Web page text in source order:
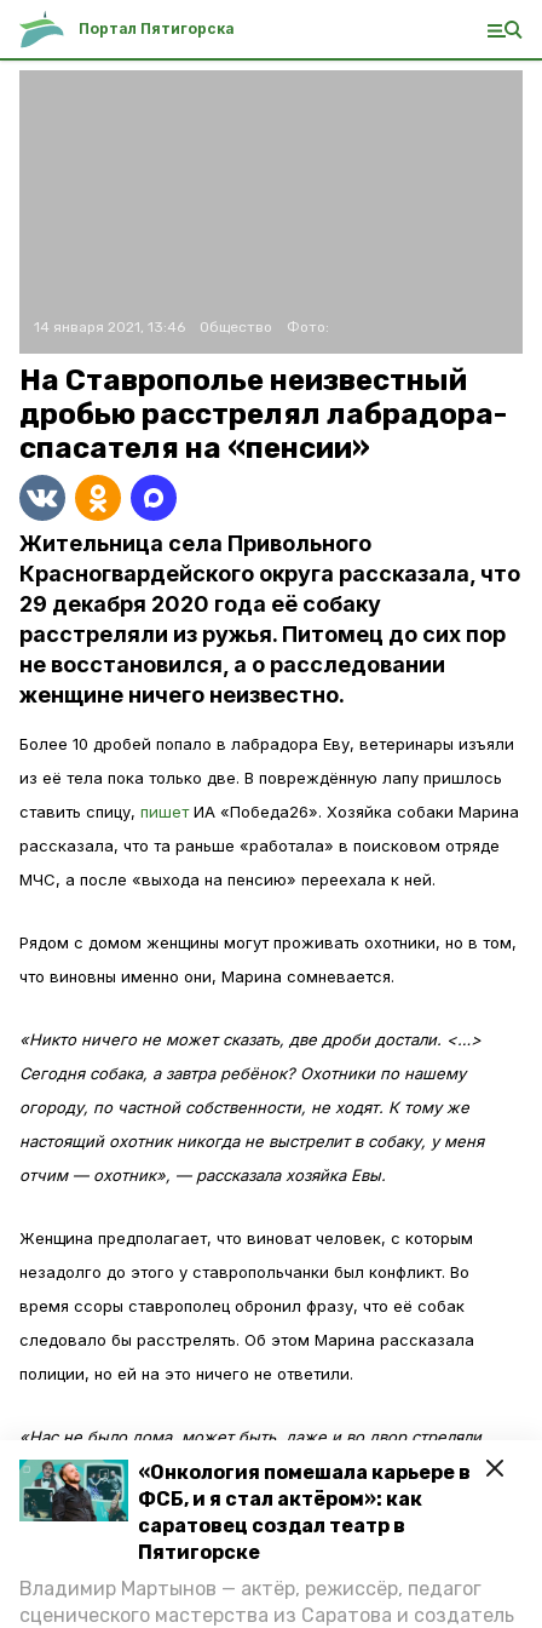
«Онкология помешала карьере в
ФСБ, и я стал актёром»: как
саратовец создал театр в
Пятигорске
Владимир Мартынов — актёр, режиссёр, педагог
сценического мастерства из Саратова и создатель
Портал Пятигорска
14 января 2021, 13:46 Общество Фото:
На Ставрополье неизвестный
дробью расстрелял лабрадора-
спасателя на «пенсии»
Жительница села Привольного
Красногвардейского округа рассказала, что
29 декабря 2020 года её собаку
расстреляли из ружья. Питомец до сих пор
не восстановился, а о расследовании
женщине ничего неизвестно.
Более 10 дробей попало в лабрадора Еву, ветеринары изъяли
из её тела пока только две. В повреждённую лапу пришлось
ставить спицу, пишетИА «Победа26». Хозяйка собаки Марина
рассказала, что та раньше «работала» в поисковом отряде
МЧС, а после «выхода на пенсию» переехала к ней.
Рядом с домом женщины могут проживать охотники, но в том,
что виновны именно они, Марина сомневается.
«Никто ничего не может сказать, две дроби достали. <…>
Сегодня собака, а завтра ребёнок? Охотники по нашему
огороду, по частной собственности, не ходят. К тому же
настоящий охотник никогда не выстрелит в собаку, у меня
отчим — охотник», — рассказала хозяйка Евы.
Женщина предполагает, что виноват человек, с которым
незадолго до этого у ставропольчанки был конфликт. Во
время ссоры ставрополец обронил фразу, что её собак
следовало бы расстрелять. Об этом Марина рассказала
полиции, но ей на это ничего не ответили.
«Нас не было дома, может быть, даже и во двор стреляли.
Сразу же написала заявление, 29 числа. Выехала опергруппа,
пофотографировали кровь. Приехал кинолог, но без собаки,
сказал, что пёс не возьмёт след. Почему, ведь прошло два-три